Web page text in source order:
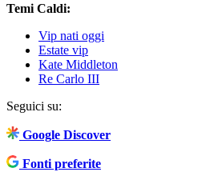
Temi Caldi:
Vip nati oggi
Estate vip
Kate Middleton
Re Carlo III
Seguici su:
Google Discover
Fonti preferite